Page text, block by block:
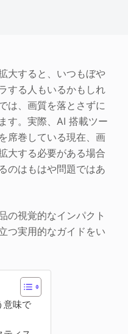
大すると、いつもぼや
する人もいるかもしれ
は、画質を落とさずに
す。実際、AI 搭載ツー
席巻している現在、画
大する必要がある場合
のはもはや問題ではあ
の視覚的なインパクト
つ実用的なガイドをい
意味で